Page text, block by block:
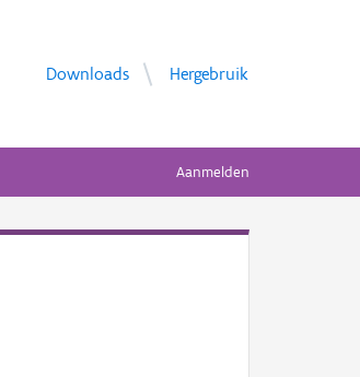
Downloads Hergebruik
Aanmelden